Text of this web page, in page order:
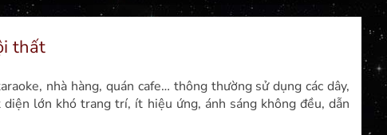
thất
nhà hàng, quán cafe… thông thường sử dụng các dây,
lớn khó trang trí, ít hiệu ứng, ánh sáng không đều, dẫn